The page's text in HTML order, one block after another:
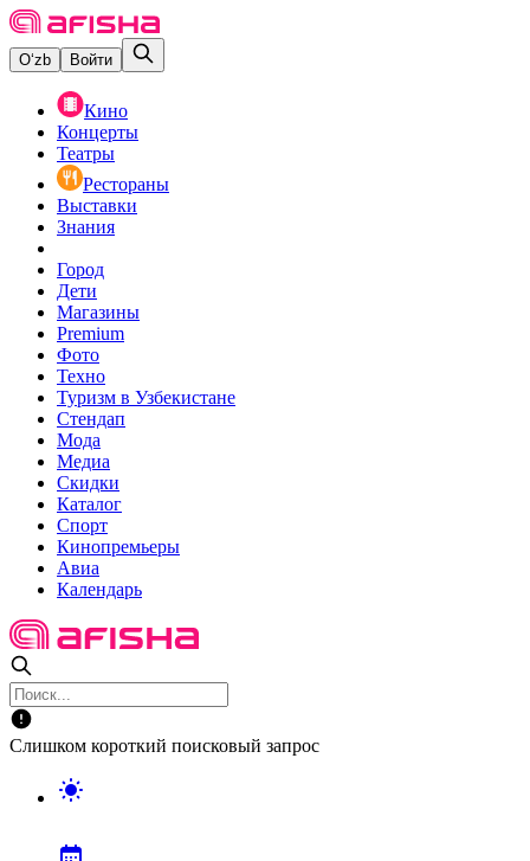
O‘zb Войти
Кино
Концерты
Театры
Рестораны
Выставки
Знания
Город
Дети
Магазины
Premium
Фото
Техно
Туризм в Узбекистане
Стендап
Мода
Медиа
Скидки
Каталог
Спорт
Кинопремьеры
Авиа
Календарь
Слишком короткий поисковый запрос